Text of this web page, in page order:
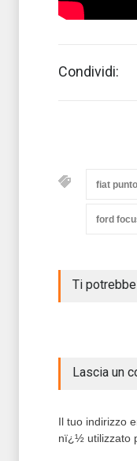
Condividi:
fiat punto
ford
Ti
Lascia un
Il tuo indirizzo
nï¿½ utilizzato